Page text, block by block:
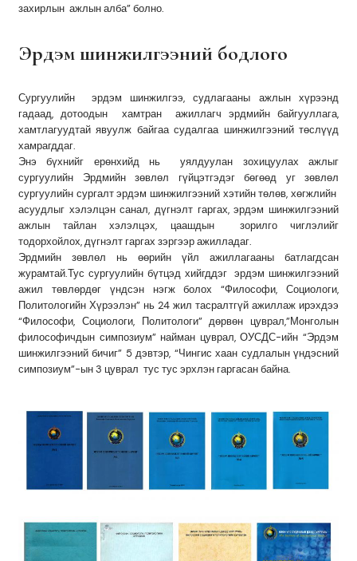
захирлын ажлын алба” болно.
Эрдэм шинжилгээний бодлого
Сургуулийн эрдэм шинжилгээ, судлагааны ажлын хүрээнд
гадаад, дотоодын хамтран ажиллагч эрдмийн байгууллага,
хамтлагуудтай явуулж байгаа судалгаа шинжилгээний төслүүд
хамрагддаг.
Энэ бүхнийг ерөнхийд нь уялдуулан зохицуулах ажлыг
сургуулийн Эрдмийн зөвлөл гүйцэтгэдэг бөгөөд уг зөвлөл
сургуулийн сургалт эрдэм шинжилгээний хэтийн төлөв, хөгжлийн
асуудлыг хэлэлцэн санал, дүгнэлт гаргах, эрдэм шинжилгээний
ажлын тайлан хэлэлцэх, цаашдын зорилго чиглэлийг
тодорхойлох, дүгнэлт гаргах зэргээр ажилладаг.
Эрдмийн зөвлөл нь өөрийн үйл ажиллагааны батлагдсан
журамтай.Тус сургуулийн бүтцэд хийгддэг эрдэм шинжилгээний
ажил төвлөрдөг үндсэн нэгж болох “Философи, Социологи,
Политологийн Хүрээлэн” нь 24 жил тасралтгүй ажиллаж ирэхдээ
“Философи, Социологи, Политологи” дөрвөн цуврал,”Монголын
философичдын симпозиум” найман цуврал, ОУСДС-ийн “Эрдэм
шинжилгээний бичиг” 5 дэвтэр, “Чингис хаан судлалын үндэсний
симпозиум”-ын 3 цуврал тус тус эрхлэн гаргасан байна.